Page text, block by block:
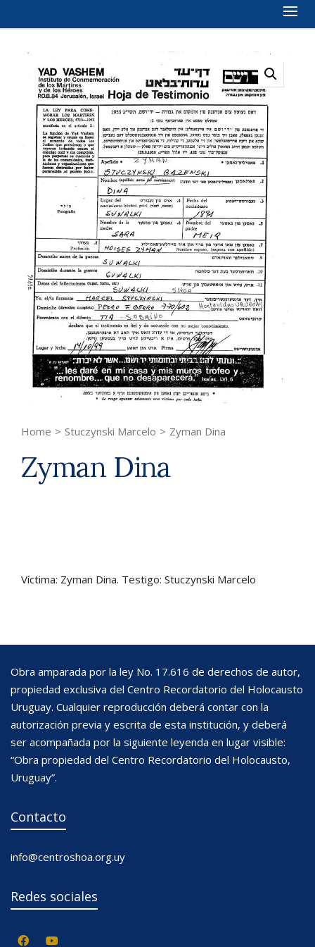
Home > Stuczynski Marcelo > Zyman Dina
Zyman Dina
Víctima: Zyman Dina. Testigo: Stuczynski Marcelo
Obra amparada por la ley No. 17.616 de derechos de autor,
propiedad exclusiva del Centro Recordatorio del Holocausto
Uruguay. Cualquier reproducción deberá contar con la
autorización previa y escrita de esta institución, y deberá
ser acompañada por la siguiente leyenda en lugar visible:
“Obra propiedad del Centro Recordatorio del Holocausto,
Uruguay”.
Contacto
info@centroshoa.org.uy
Redes sociales